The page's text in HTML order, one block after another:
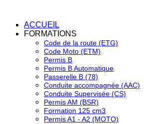
ACCUEIL
FORMATIONS
Code de la route (ETG)
Code Moto (ETM)
Permis B
Permis B Automatique
Passerelle B (78)
Conduite accompagnée (AAC)
Conduite Supervisée (CS)
Permis AM (BSR)
Formation 125 cm3
Permis A1 - A2 (MOTO)